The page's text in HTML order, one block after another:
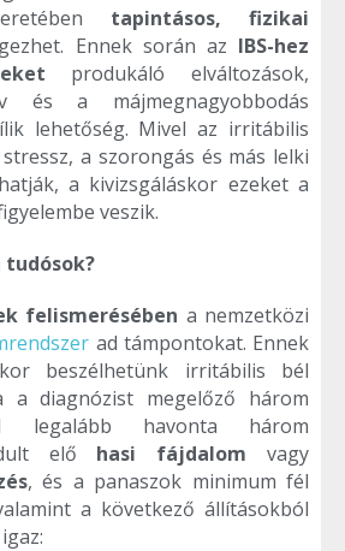
tapintásos, fizikai
Ennek során az IBS-hez
produkáló elváltozások,
és a májmegnagyobbodás
lehetőség. Mivel az irritábilis
a szorongás és más lelki
a kivizsgáláskor ezeket a
veszik.
felismerésében a nemzetközi
ad támpontokat. Ennek
beszélhetünk irritábilis bél
a diagnózist megelőző három
legalább havonta három
elő hasi fájdalom vagy
, és a panaszok minimum fél
a következő állításokból